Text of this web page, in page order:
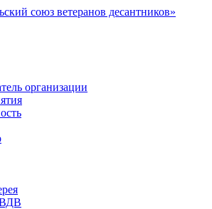
организации